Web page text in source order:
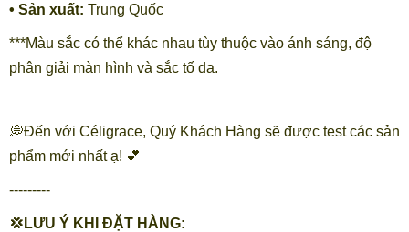
• Sản xuất: Trung Quốc
***Màu sắc có thể khác nhau tùy thuộc vào ánh sáng, độ
phân giải màn hình và sắc tố da.
💭Đến với Céligrace, Quý Khách Hàng sẽ được test các sản
phẩm mới nhất ạ! 💕
---------
💢LƯU Ý KHI ĐẶT HÀNG: